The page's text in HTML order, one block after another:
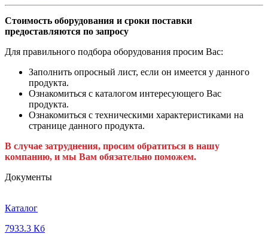
Стоимость оборудования и сроки поставки
предоставляются по запросу
Для правильного подбора оборудования просим Вас:
Заполнить опросный лист, если он имеется у данного
продукта.
Ознакомиться с каталогом интересующего Вас
продукта.
Ознакомиться с техническими характеристиками на
странице данного продукта.
В случае затруднения, просим обратиться в нашу
компанию, и мы Вам обязательно поможем.
Документы
Каталог
7933.3 Кб